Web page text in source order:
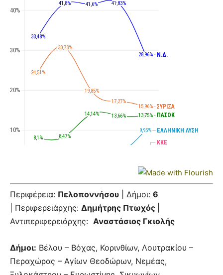
Περιφέρεια: Πελοποννήσου | Δήμοι: 6
| Περιφερειάρχης: Δημήτρης Πτωχός
Αντιπεριφερειάρχης: Αναστάσιος Γκιολής
Δήμοι: Βέλου – Βόχας, Κορινθίων, Λουτρακίου –
Περαχώρας – Αγίων Θεοδώρων, Νεμέας,